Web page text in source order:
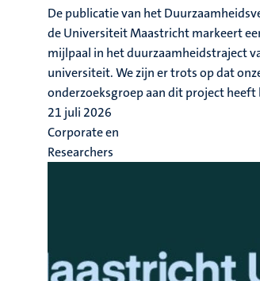
De publicatie van het
de Universiteit Maastricht markeert
mijlpaal in het duurzaamheidstraject
universiteit. We zijn er trots op dat
onderzoeksgroep aan dit project heeft
21 juli 2026
Corporate en
Researchers